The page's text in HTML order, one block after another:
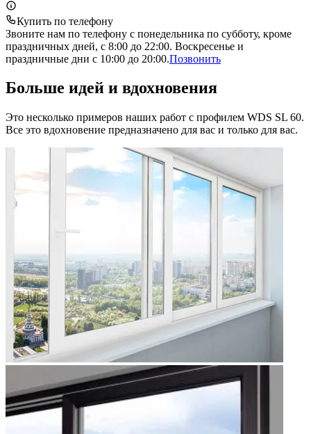
Купить по телефону
Звоните нам по телефону с понедельника по субботу, кроме
праздничных дней, с 8:00 до 22:00. Воскресенье и
праздничные дни с 10:00 до 20:00.Позвонить
Больше идей и вдохновения
Это несколько примеров наших работ с профилем WDS SL 60.
Все это вдохновение предназначено для вас и только для вас.